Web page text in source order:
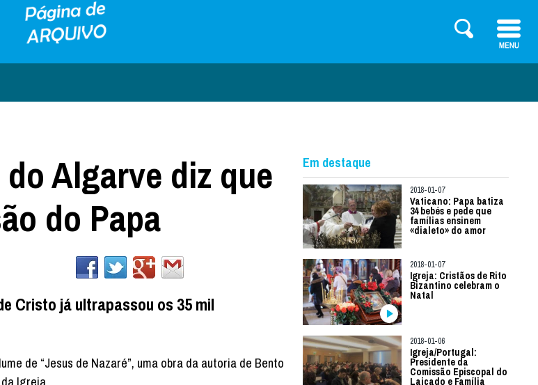
Algarve diz que
do Papa
Cristo já ultrapassou os 35 mil
de “Jesus de Nazaré”, uma obra da autoria de Bento
Em destaque
2018-01-07
Vaticano: Papa batiza
34 bebés e pede que
famílias ensinem
«dialeto» do amor
2018-01-07
Igreja: Cristãos de Rito
Bizantino celebram o
Natal
2018-01-06
Igreja/Portugal:
Presidente da
Comissão Episcopal do
Laicado e Família